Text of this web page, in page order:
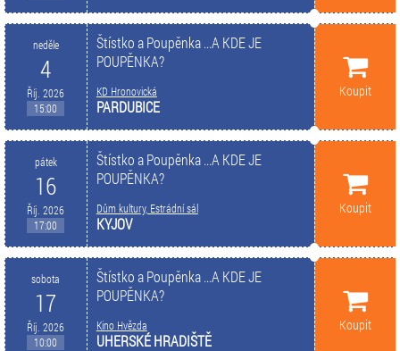
neděle
4
Říj. 2026
15:00
Štístko a Poupěnka ...A KDE JE
POUPĚNKA?
KD Hronovická
PARDUBICE
Koupit
pátek
16
Říj. 2026
17:00
Štístko a Poupěnka ...A KDE JE
POUPĚNKA?
Dům kultury, Estrádní sál
KYJOV
Koupit
sobota
17
Říj. 2026
10:00
Štístko a Poupěnka ...A KDE JE
POUPĚNKA?
Kino Hvězda
UHERSKÉ HRADIŠTĚ
Koupit